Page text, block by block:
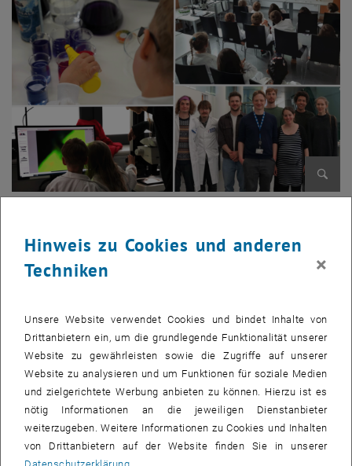
Bild
Naturwissenschaft und Technologie sind allgegenwärtig in unserem
Kindergartenkinder können spielerisch naturwissenschaftliche
Konzepte erarbeiten, lernen, Fragen und Hypothesen aufzustellen,
Experimente durchführen und Schlussfolgerungen ziehen und somit
als Forscher_innen die Welt entdecken.
Welten eröffnen: „Atome und Licht“
Basierend auf diesen Überlegungen entwickelte ein interfakultäres
Team den für Kindergartenkinder maßgeschneiderten Workshop
Hinweis zu Cookies und anderen
Techniken
×
Unsere Website verwendet Cookies und bindet Inhalte von
Drittanbietern ein, um die grundlegende Funktionalität unserer
Website zu gewährleisten sowie die Zugriffe auf unserer
Website zu analysieren und um Funktionen für soziale Medien
und zielgerichtete Werbung anbieten zu können. Hierzu ist es
nötig Informationen an die jeweiligen Dienstanbieter
weiterzugeben. Weitere Informationen zu Cookies und Inhalten
von Drittanbietern auf der Website finden Sie in unserer